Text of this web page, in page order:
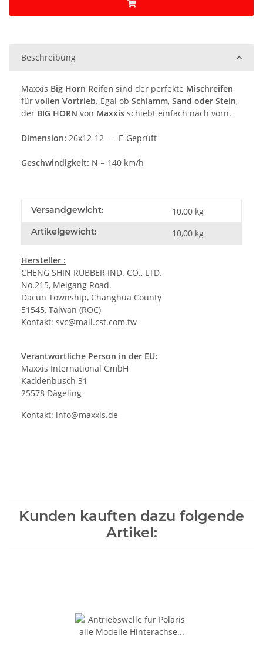
Beschreibung
Maxxis Big Horn Reifen sind der perfekte Mischreifen
für vollen Vortrieb. Egal ob Schlamm, Sand oder Stein,
der BIG HORN von Maxxis schiebt einfach nach vorn.
Dimension: 26x12-12 - E-Geprüft
Geschwindigkeit: N = 140 km/h
Versandgewicht: 10,00 kg
Artikelgewicht: 10,00 kg
Hersteller :
CHENG SHIN RUBBER IND. CO., LTD.
No.215, Meigang Road.
Dacun Township, Changhua County
51545, Taiwan (ROC)
Kontakt: svc@mail.cst.com.tw
Verantwortliche Person in der EU:
Maxxis International GmbH
Kaddenbusch 31
25578 Dägeling
Kontakt: info@maxxis.de
Kunden kauften dazu folgende
Artikel: